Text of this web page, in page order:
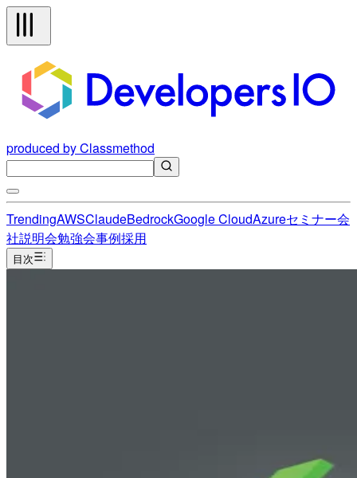
produced by Classmethod
TrendingAWSClaudeBedrockGoogle CloudAzureセミナー会
社説明会勉強会事例採用
目次